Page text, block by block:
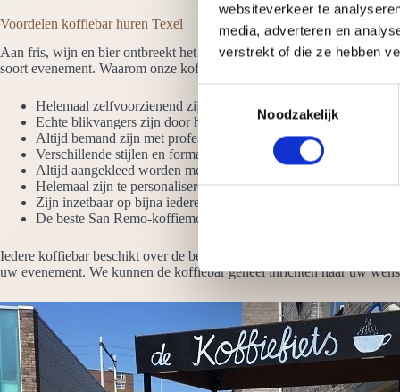
websiteverkeer te
media, adverteren en
verstrekt of die ze hebben
o
e
s
t
e
m
i
s
s
e
Noodzakelijk
Voordelen koffiebar huren Texel
Aan fris, wijn en bier ontbreekt het meestal niet op een evenement,
soort evenement. Waarom onze koffiebars huren? Omdat ze:
Helemaal zelfvoorzienend zijn. We hebben alleen een
Echte blikvangers zijn door het hoogglans ontwerp en de LED-
Altijd bemand zijn met professionele barista’s die raad weten met
Verschillende stijlen en formaten hebben. Bekijk ook de koffie
Altijd aangekleed worden met vazen koffiebonen
Helemaal zijn te personaliseren met jouw logo
Zijn inzetbaar op bijna iedere locatie
De beste San Remo-koffiemolens en espressomachines hebben
Iedere koffiebar beschikt over de beste koffiemachines, molens en
uw evenement. We kunnen de koffiebar geheel inrichten naar uw